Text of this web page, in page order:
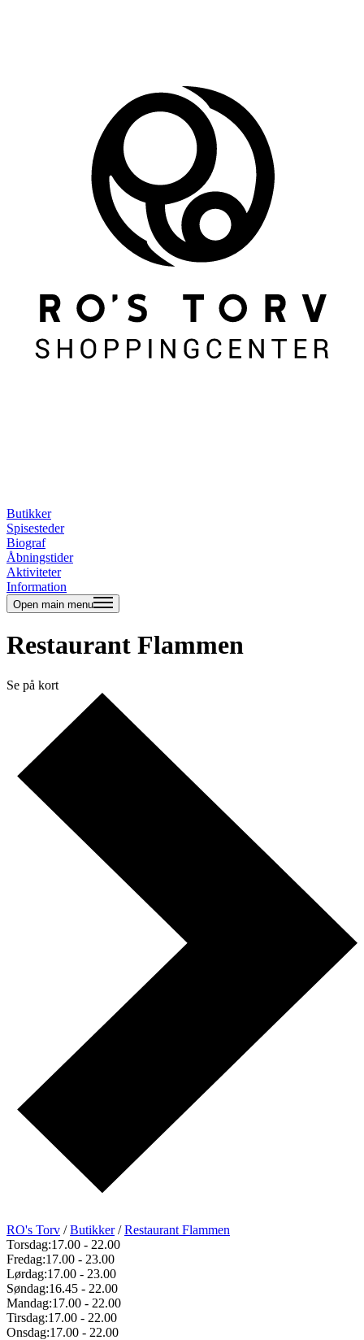
Butikker
Spisesteder
Biograf
Åbningstider
Aktiviteter
Information
Open main menu
Restaurant Flammen
Se på kort
RO's Torv /Butikker/Restaurant Flammen
Torsdag:17.00 - 22.00
Fredag:17.00 - 23.00
Lørdag:17.00 - 23.00
Søndag:16.45 - 22.00
Mandag:17.00 - 22.00
Tirsdag:17.00 - 22.00
Onsdag:17.00 - 22.00